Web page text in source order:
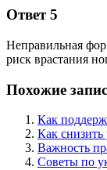
Ответ 5
Неправильная
риск врастания
Похожие
Как
Как снизить
Важность
Советы по